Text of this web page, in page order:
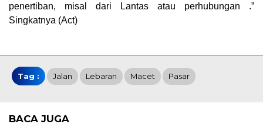
penertiban, misal dari Lantas atau perhubungan .”
Singkatnya (Act)
Tag : Jalan Lebaran Macet Pasar
BACA JUGA